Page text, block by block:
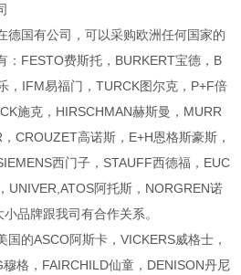
德国有公司，可以采购欧洲任何国家的
：FESTO费斯托，BURKERT宝德，B
，IFM易福门，TURCK图尔克，P+F倍
施克，HIRSCHMAN赫斯曼，MURR
CROUZET高诺斯，E+H恩格斯豪斯，
西门子，STAUFF西德福，EUC
UNIVER,ATOS阿托斯，NORGREN诺
品牌跟我司有合作关系。
的ASCO阿斯卡，VICKERS威格士，
格，FAIRCHILD仙童，DENISON丹尼